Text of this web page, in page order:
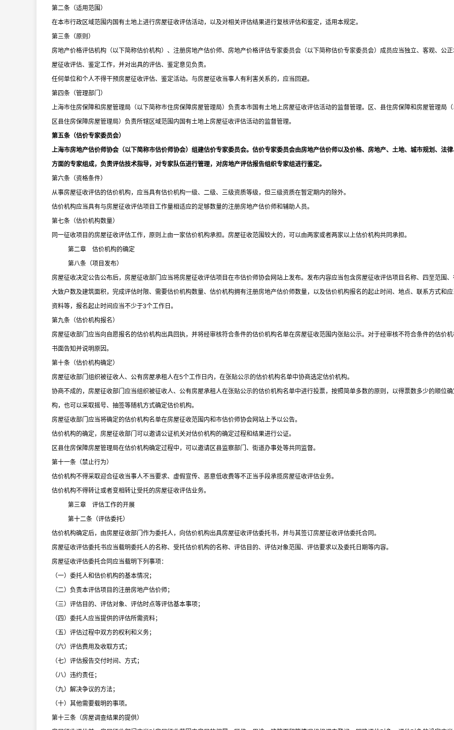
第二条（适用范围）
在本市行政区域范围内国有土地上进行房屋征收评估活动，以及对相关评估结果进行复核评估和鉴定，适用本规定。
第三条（原则）
房地产价格评估机构（以下简称估价机构）、注册房地产估价师、房地产价格评估专家委员会（以下简称估价专家委员会）成员应当独立、客观、公
屋征收评估、鉴定工作，并对出具的评估、鉴定意见负责。
任何单位和个人不得干预房屋征收评估、鉴定活动。与房屋征收当事人有利害关系的，应当回避。
第四条（管理部门）
上海市住房保障和房屋管理局（以下简称市住房保障房屋管理局）负责本市国有土地上房屋征收评估活动的监督管理。区、县住房保障和房屋管理局
区县住房保障房屋管理局）负责所辖区域范围内国有土地上房屋征收评估活动的监督管理。
第五条（估价专家委员会）
上海市房地产估价师协会（以下简称市估价师协会）组建估价专家委员会。估价专家委员会由房地产估价师以及价格、房地产、土地、城市规划、法
方面的专家组成，负责评估技术指导，对专家队伍进行管理，对房地产评估报告组织专家组进行鉴定。
第六条（资格条件）
从事房屋征收评估的估价机构，应当具有估价机构一级、二级、三级资质等级，但三级资质在暂定期内的除外。
估价机构应当具有与房屋征收评估项目工作量相适应的足够数量的注册房地产估价师和辅助人员。
第七条（估价机构数量）
同一征收项目的房屋征收评估工作，原则上由一家估价机构承担。房屋征收范围较大的，可以由两家或者两家以上估价机构共同承担。
第二章 估价机构的确定
第八条（项目发布）
房屋征收决定公告公布后，房屋征收部门应当将房屋征收评估项目在市估价师协会网站上发布。发布内容应当包含房屋征收评估项目名称、四至范围
大致户数及建筑面积，完成评估时限、需要估价机构数量、估价机构拥有注册房地产估价师数量，以及估价机构报名的起止时间、地点、联系方式和
资料等，报名起止时间应当不少于3个工作日。
第九条（估价机构报名）
房屋征收部门应当向自愿报名的估价机构出具回执，并将经审核符合条件的估价机构名单在房屋征收范围内张贴公示。对于经审核不符合条件的估价
书面告知并说明原因。
第十条（估价机构确定）
房屋征收部门组织被征收人、公有房屋承租人在5个工作日内，在张贴公示的估价机构名单中协商选定估价机构。
协商不成的，房屋征收部门应当组织被征收人、公有房屋承租人在张贴公示的估价机构名单中进行投票，按照简单多数的原则，以得票数多少的顺位
构，也可以采取摇号、抽签等随机方式确定估价机构。
房屋征收部门应当将确定的估价机构名单在房屋征收范围内和市估价师协会网站上予以公告。
估价机构的确定，房屋征收部门可以邀请公证机关对估价机构的确定过程和结果进行公证。
区县住房保障房屋管理局在估价机构确定过程中，可以邀请区县监察部门、街道办事处等共同监督。
第十一条（禁止行为）
估价机构不得采取迎合征收当事人不当要求、虚假宣传、恶意低收费等不正当手段承揽房屋征收评估业务。
估价机构不得转让或者变相转让受托的房屋征收评估业务。
第三章 评估工作的开展
第十二条（评估委托）
估价机构确定后，由房屋征收部门作为委托人，向估价机构出具房屋征收评估委托书，并与其签订房屋征收评估委托合同。
房屋征收评估委托书应当载明委托人的名称、受托估价机构的名称、评估目的、评估对象范围、评估要求以及委托日期等内容。
房屋征收评估委托合同应当载明下列事项：
（一）委托人和估价机构的基本情况；
（二）负责本评估项目的注册房地产估价师；
（三）评估目的、评估对象、评估时点等评估基本事项；
（四）委托人应当提供的评估所需资料；
（五）评估过程中双方的权利和义务；
（六）评估费用及收取方式；
（七）评估报告交付时间、方式；
（八）违约责任；
（九）解决争议的方法；
（十）其他需要载明的事项。
第十三条（房屋调查结果的提供）